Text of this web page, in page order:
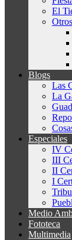
El
Blogs
Las
La
Especiales
IV
III
II
I
Medio
Fototeca
Multimedia